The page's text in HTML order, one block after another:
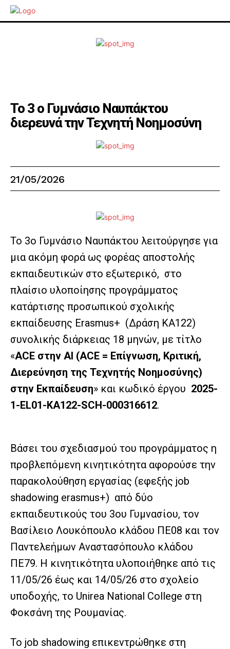
Το 3 ο Γυμνάσιο Ναυπάκτου
διερευνά την Τεχνητή Νοημοσύνη
21/05/2026
Το 3ο Γυμνάσιο Ναυπάκτου λειτούργησε για
μια ακόμη φορά ως φορέας αποστολής
εκπαιδευτικών στο εξωτερικό, στο
πλαίσιο υλοποίησης προγράμματος
κατάρτισης προσωπικού σχολικής
εκπαίδευσης Erasmus+ (Δράση KA122)
συνολικής διάρκειας 18 μηνών, με τίτλο
«ACE στην AI (ACE = Επίγνωση, Κριτική,
Διερεύνηση της Τεχνητής Νοημοσύνης)
στην Εκπαίδευση» και κωδικό έργου 2025-
1-EL01-KA122-SCH-000316612.
Βάσει του σχεδιασμού του προγράμματος η
προβλεπόμενη κινητικότητα αφορούσε την
παρακολούθηση εργασίας (εφεξής job
shadowing erasmus+) από δύο
εκπαιδευτικούς του 3ου Γυμνασίου, τον
Βασίλειο Λουκόπουλο κλάδου ΠΕ08 και τον
Παντελεήμων Αναστασόπουλο κλάδου
ΠΕ79. Η κινητικότητα υλοποιήθηκε από τις
11/05/26 έως και 14/05/26 στο σχολείο
υποδοχής, το Unirea National College στη
Φοκσάνη της Ρουμανίας.
Το job shadowing επικεντρώθηκε στη